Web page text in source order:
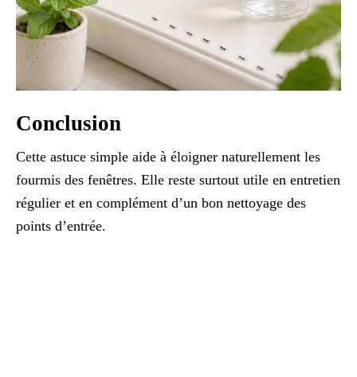
Conclusion
Cette astuce simple aide à éloigner naturellement les
fourmis des fenêtres. Elle reste surtout utile en entretien
régulier et en complément d’un bon nettoyage des
points d’entrée.